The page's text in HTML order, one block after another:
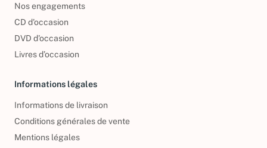
Nos engagements
CD d'occasion
DVD d'occasion
Livres d’occasion
Informations légales
Informations de livraison
Conditions générales de vente
Mentions légales